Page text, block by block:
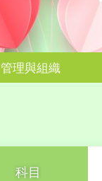
管理與組織
科目